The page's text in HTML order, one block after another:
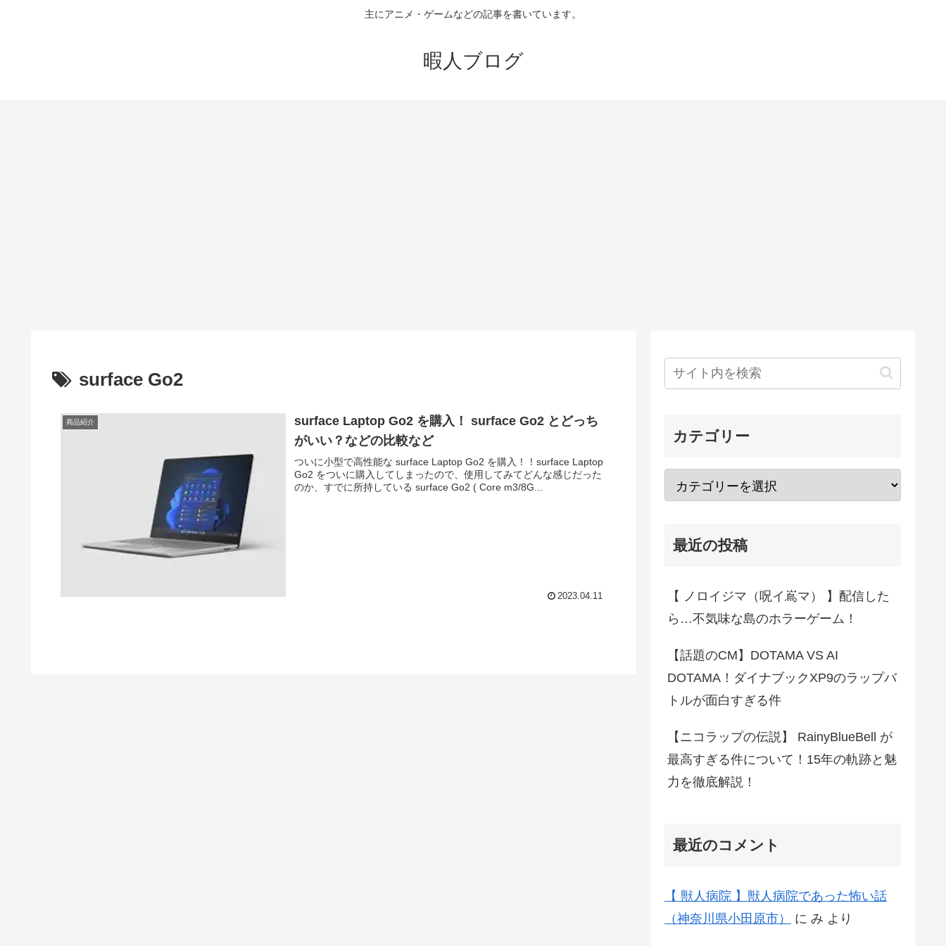
主にアニメ・ゲームなどの記事を書いています。
暇人ブログ
surface Go2
商品紹介
surface Laptop Go2 を購入！ surface Go2 とどっち
がいい？などの比較など
ついに小型で高性能な surface Laptop Go2 を購入！！surface Laptop
Go2 をついに購入してしまったので、使用してみてどんな感じだった
のか、すでに所持している surface Go2 ( Core m3/8G...
2023.04.11
カテゴリー
最近の投稿
【 ノロイジマ（呪イ嶌マ） 】配信した
ら…不気味な島のホラーゲーム！
【話題のCM】DOTAMA VS AI
DOTAMA！ダイナブックXP9のラップバ
トルが面白すぎる件
【ニコラップの伝説】 RainyBlueBell が
最高すぎる件について！15年の軌跡と魅
力を徹底解説！
最近のコメント
【 獣人病院 】獣人病院であった怖い話
（神奈川県小田原市）
に み より